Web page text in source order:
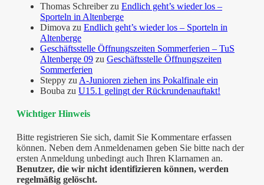
Thomas Schreiberzu Endlich geht’s wieder los –
Sporteln in Altenberge
Dimova zu Endlich geht’s wieder los – Sporteln in
Altenberge
Geschäftsstelle Öffnungszeiten Sommerferien – TuS
Altenberge 09 zu Geschäftsstelle Öffnungszeiten
Sommerferien
Steppy zu A-Junioren ziehen ins Pokalfinale ein
Bouba zu U15.1 gelingt der Rückrundenauftakt!
Wichtiger Hinweis
Bitte registrieren Sie sich, damit Sie Kommentare erfassen
können. Neben dem Anmeldenamen geben Sie bitte nach der
ersten Anmeldung unbedingt auch Ihren Klarnamen an.
Benutzer, die wir nicht identifizieren können, werden
regelmäßig gelöscht.